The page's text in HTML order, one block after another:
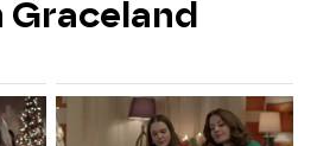
Graceland